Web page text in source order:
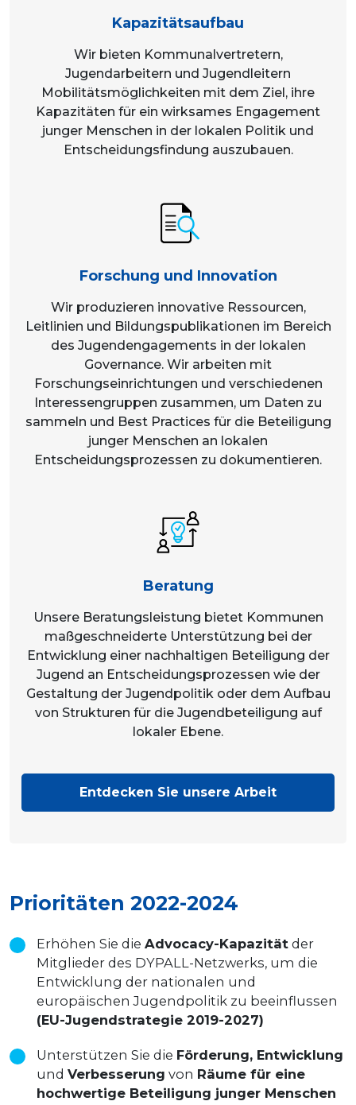
Kapazitätsaufbau
Wir bieten Kommunalvertretern,
Jugendarbeitern und Jugendleitern
Mobilitätsmöglichkeiten mit dem Ziel, ihre
Kapazitäten für ein wirksames Engagement
junger Menschen in der lokalen Politik und
Entscheidungsfindung auszubauen.
Forschung und Innovation
Wir produzieren innovative Ressourcen,
Leitlinien und Bildungspublikationen im Bereich
des Jugendengagements in der lokalen
Governance. Wir arbeiten mit
Forschungseinrichtungen und verschiedenen
Interessengruppen zusammen, um Daten zu
sammeln und Best Practices für die Beteiligung
junger Menschen an lokalen
Entscheidungsprozessen zu dokumentieren.
Beratung
Unsere Beratungsleistung bietet Kommunen
maßgeschneiderte Unterstützung bei der
Entwicklung einer nachhaltigen Beteiligung der
Jugend an Entscheidungsprozessen wie der
Gestaltung der Jugendpolitik oder dem Aufbau
von Strukturen für die Jugendbeteiligung auf
lokaler Ebene.
Entdecken Sie unsere Arbeit
Prioritäten 2022-2024
Erhöhen Sie die Advocacy-Kapazität der
Mitglieder des DYPALL-Netzwerks, um die
Entwicklung der nationalen und
europäischen Jugendpolitik zu beeinflussen
(EU-Jugendstrategie 2019-2027)
Unterstützen Sie die Förderung, Entwicklung
und Verbesserung von Räume für eine
hochwertige Beteiligung junger Menschen